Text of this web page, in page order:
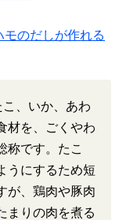
のだしが作れる
こ、いか、あわ
材を、ごくやわ
称です。たこ
うにするため短
が、鶏肉や豚肉
まりの肉を煮る